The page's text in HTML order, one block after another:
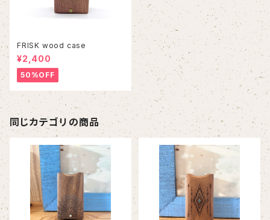
FRISK wood case
¥2,400
50%OFF
同じカテゴリの商品